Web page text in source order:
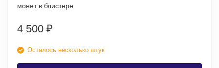
монет в блистере
4 500 ₽
Осталось несколько штук